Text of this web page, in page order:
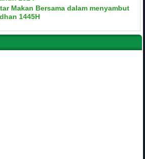
Makan Bersama dalam menyambut
1445H